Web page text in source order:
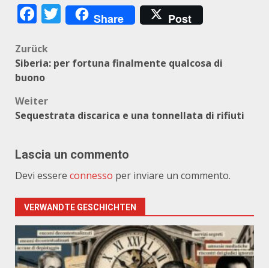
Facebook
Twitter
Share Post
Beitragsnavigation
Zurück
Siberia: per fortuna finalmente qualcosa di
buono
Weiter
Sequestrata discarica e una tonnellata di rifiuti
Lascia un commento
Devi essere connesso per inviare un commento.
VERWANDTE GESCHICHTEN